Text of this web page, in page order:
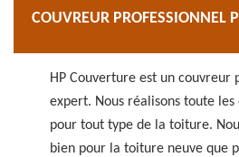
COUVREUR PROFESSIONNEL
HP Couverture est un couvreur
expert. Nous réalisons toute
pour tout type de la toiture.
bien pour la toiture neuve que